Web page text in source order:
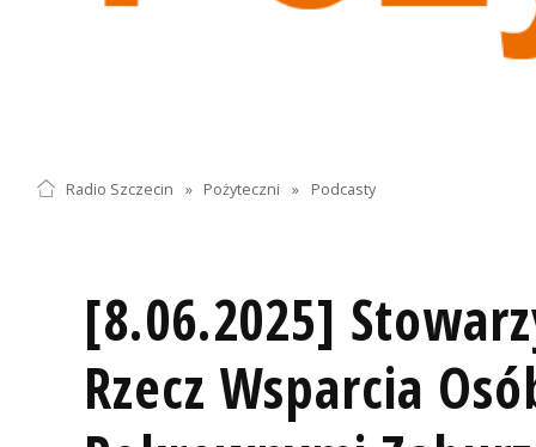
Radio Szczecin » Pożyteczni » Podcasty
[8.06.2025]
Rzecz Wsparcia